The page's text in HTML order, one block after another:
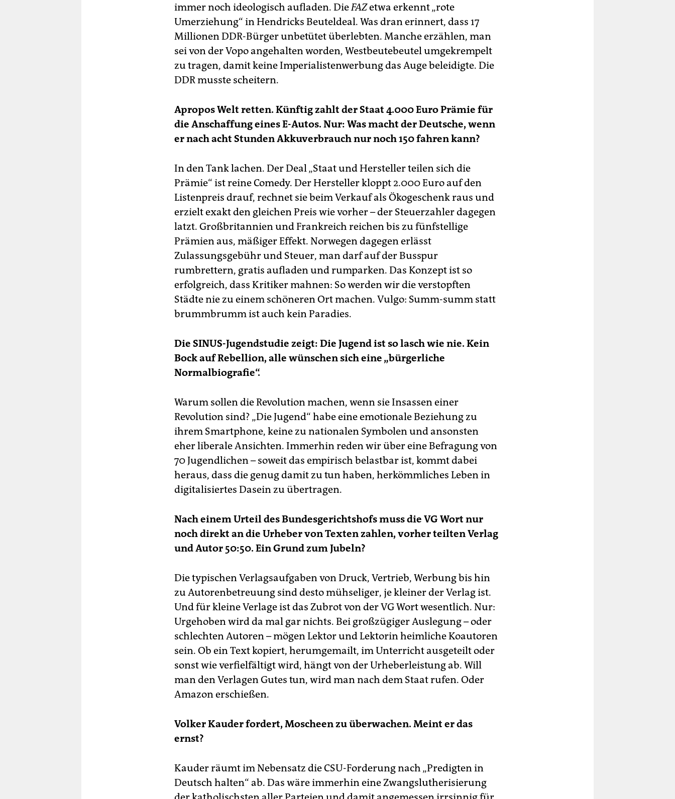
immer noch ideologisch aufladen. DieFAZetwa erkennt „rote
Umerziehung“ in Hendricks Beuteldeal. Was dran erinnert, dass 17
Millionen DDR-Bürger unbetütet überlebten. Manche erzählen, man
sei von der Vopo angehalten worden, Westbeutebeutel umgekrempelt
zu tragen, damit keine Imperialistenwerbung das Auge beleidigte. Die
DDR musste scheitern.
Apropos Welt retten. Künftig zahlt der Staat 4.000 Euro Prämie für
die Anschaffung eines E-Autos. Nur: Was macht der Deutsche, wenn
er nach acht Stunden Akkuverbrauch nur noch 150 fahren kann?
In den Tank lachen. Der Deal „Staat und Hersteller teilen sich die
Prämie“ ist reine Comedy. Der Hersteller kloppt 2.000 Euro auf den
Listenpreis drauf, rechnet sie beim Verkauf als Ökogeschenk raus und
erzielt exakt den gleichen Preis wie vorher – der Steuerzahler dagegen
latzt. Großbritannien und Frankreich reichen bis zu fünfstellige
Prämien aus, mäßiger Effekt. Norwegen dagegen erlässt
Zulassungsgebühr und Steuer, man darf auf der Busspur
rumbrettern, gratis aufladen und rumparken. Das Konzept ist so
erfolgreich, dass Kritiker mahnen: So werden wir die verstopften
Städte nie zu einem schöneren Ort machen. Vulgo: Summ-summ statt
brummbrumm ist auch kein Paradies.
Die SINUS-Jugendstudie zeigt: Die Jugend ist so lasch wie nie. Kein
Bock auf Rebellion, alle wünschen sich eine „bürgerliche
Normalbiografie“.
Warum sollen die Revolution machen, wenn sie Insassen einer
Revolution sind? „Die Jugend“ habe eine emotionale Beziehung zu
ihrem Smartphone, keine zu nationalen Symbolen und ansonsten
eher liberale Ansichten. Immerhin reden wir über eine Befragung von
70 Jugendlichen – soweit das empirisch belastbar ist, kommt dabei
heraus, dass die genug damit zu tun haben, herkömmliches Leben in
digitalisiertes Dasein zu übertragen.
Nach einem Urteil des Bundesgerichtshofs muss die VG Wort nur
noch direkt an die Urheber von Texten zahlen, vorher teilten Verlag
und Autor 50:50. Ein Grund zum Jubeln?
Die typischen Verlagsaufgaben von Druck, Vertrieb, Werbung bis hin
zu Autorenbetreuung sind desto mühseliger, je kleiner der Verlag ist.
Und für kleine Verlage ist das Zubrot von der VG Wort wesentlich. Nur:
Urgehoben wird da mal gar nichts. Bei großzügiger Auslegung – oder
schlechten Autoren – mögen Lektor und Lektorin heimliche Koautoren
sein. Ob ein Text kopiert, herumgemailt, im Unterricht ausgeteilt oder
sonst wie verfielfältigt wird, hängt von der Urheberleistung ab. Will
man den Verlagen Gutes tun, wird man nach dem Staat rufen. Oder
Amazon erschießen.
Volker Kauder fordert, Moscheen zu überwachen. Meint er das
ernst?
Kauder räumt im Nebensatz die CSU-Forderung nach „Predigten in
Deutsch halten“ ab. Das wäre immerhin eine Zwangslutherisierung